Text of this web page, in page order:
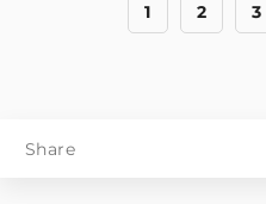
1 2 3
Share